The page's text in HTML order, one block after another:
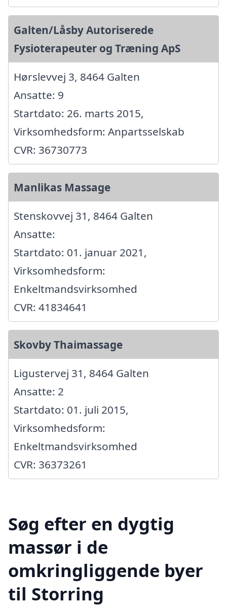
Galten/Låsby Autoriserede
Fysioterapeuter og Træning ApS
Hørslevvej 3, 8464 Galten
Ansatte: 9
Startdato: 26. marts 2015,
Virksomhedsform: Anpartsselskab
CVR: 36730773
Manlikas Massage
Stenskovvej 31, 8464 Galten
Ansatte:
Startdato: 01. januar 2021,
Virksomhedsform:
Enkeltmandsvirksomhed
CVR: 41834641
Skovby Thaimassage
Ligustervej 31, 8464 Galten
Ansatte: 2
Startdato: 01. juli 2015,
Virksomhedsform:
Enkeltmandsvirksomhed
CVR: 36373261
Søg efter en dygtig
massør i de
omkringliggende byer
til Storring